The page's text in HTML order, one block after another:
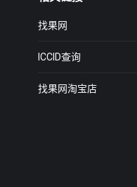
找果网
ICCID查询
找果网淘宝店